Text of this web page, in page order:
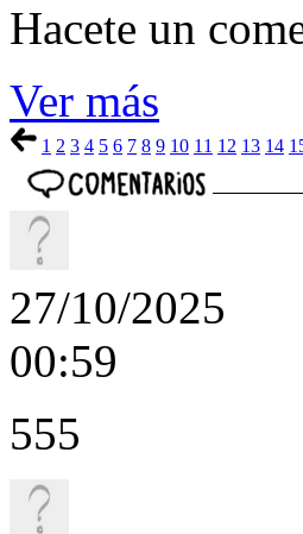
Hacete un
Ver más
1 2 3 4 5 6 7 8 9 10 11 12 13 14
27/10/2025
00:59
555